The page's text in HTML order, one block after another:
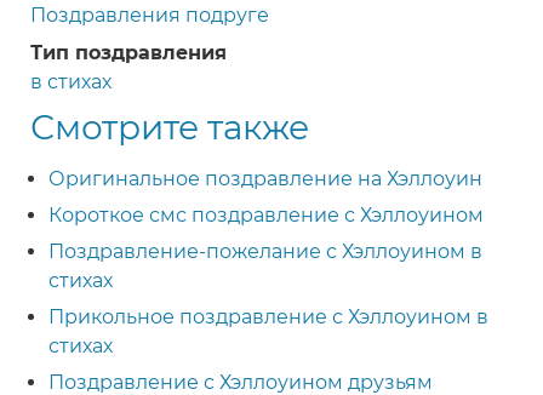
Поздравления подруге
Тип поздравления
в стихах
Смотрите также
Оригинальное поздравление на Хэллоуин
Короткое смс поздравление с Хэллоуином
Поздравление-пожелание с Хэллоуином в
стихах
Прикольное поздравление с Хэллоуином в
стихах
Поздравление с Хэллоуином друзьям